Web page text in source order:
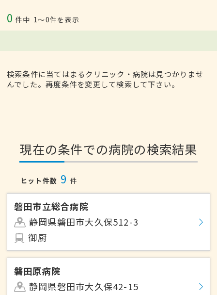
0 件中 1〜0件を表示
検索条件に当てはまるクリニック・病院は見つかりませ
んでした。再度条件を変更して検索して下さい。
現在の条件での病院の検索結果
ヒット件数 9 件
磐田市立総合病院
静岡県磐田市大久保512-3
御厨
磐田原病院
静岡県磐田市大久保42-15